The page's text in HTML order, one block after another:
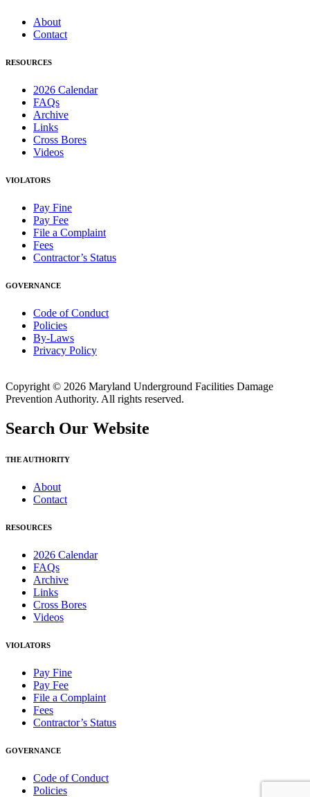
About
Contact
RESOURCES
2026 Calendar
FAQs
Archive
Links
Cross Bores
Videos
VIOLATORS
Pay Fine
Pay Fee
File a Complaint
Fees
Contractor’s Status
GOVERNANCE
Code of Conduct
Policies
By-Laws
Privacy Policy
Copyright © 2026 Maryland Underground Facilities Damage
Prevention Authority. All rights reserved.
Search Our Website
THE AUTHORITY
About
Contact
RESOURCES
2026 Calendar
FAQs
Archive
Links
Cross Bores
Videos
VIOLATORS
Pay Fine
Pay Fee
File a Complaint
Fees
Contractor’s Status
GOVERNANCE
Code of Conduct
Policies